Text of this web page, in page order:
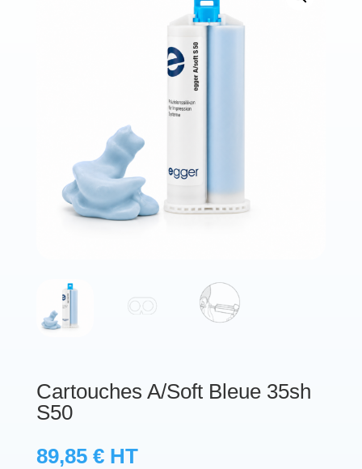
Matériels pour prise d'empreintes
Outillage pour embouts
Outillages & consommables
Protections standard & casques
À PROPOS
Cartouches A/Soft Bleue 35sh
S50
89,85 € HT